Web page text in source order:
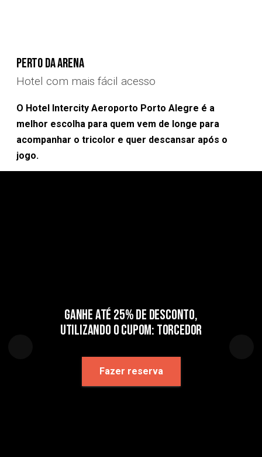
Perto da ARENA
Hotel com mais fácil acesso
O Hotel Intercity Aeroporto Porto Alegre é a
melhor escolha para quem vem de longe para
acompanhar o tricolor e quer descansar após o
jogo.
Ganhe até 25% de desconto,
utilizando o cupom: torcedor
Fazer reserva